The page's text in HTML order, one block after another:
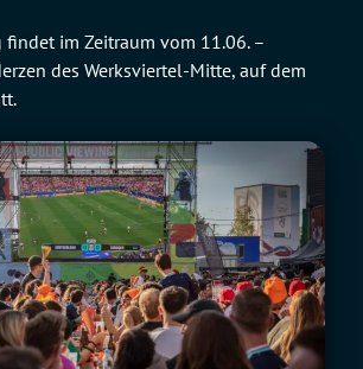
findet im Zeitraum vom 11.06. –
des Werksviertel-Mitte, auf dem